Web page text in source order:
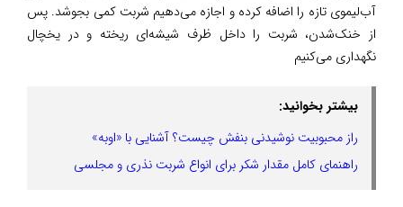
آب‌لیموی تازه را اضافه کرده و اجازه می‌دهیم شربت کمی بجوشد. پس
از خنک‌شدن، شربت را داخل ظرف شیشه‌ای ریخته و در یخچال
نگهداری می‌کنیم
بیشتر بخوانید:
راز محبوبیت نوشیدنی بنفش چیست؟ آشنایی با «اوبه»
راهنمای کامل مقدار شکر برای انواع شربت نذری و مجلسی